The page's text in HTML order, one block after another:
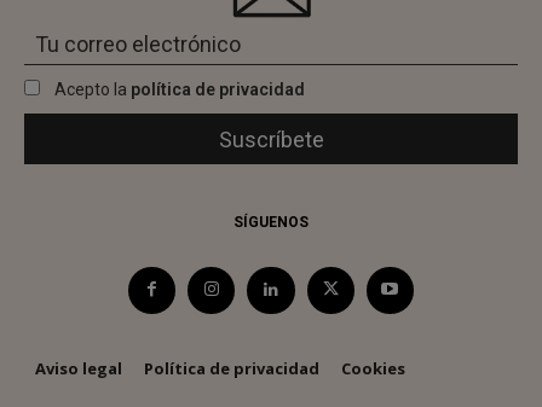
Acepto la política de privacidad
SÍGUENOS
Aviso legal Política de privacidad Cookies